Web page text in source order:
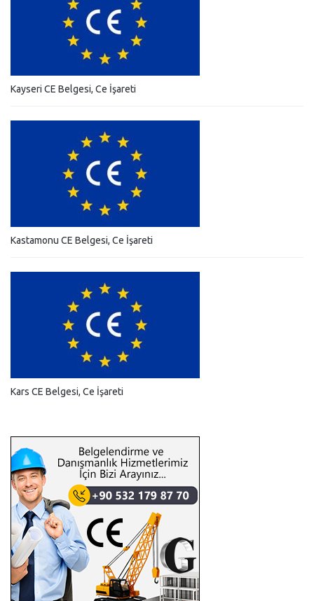
Kayseri CE Belgesi, Ce İşareti
Kastamonu CE Belgesi, Ce İşareti
Kars CE Belgesi, Ce İşareti